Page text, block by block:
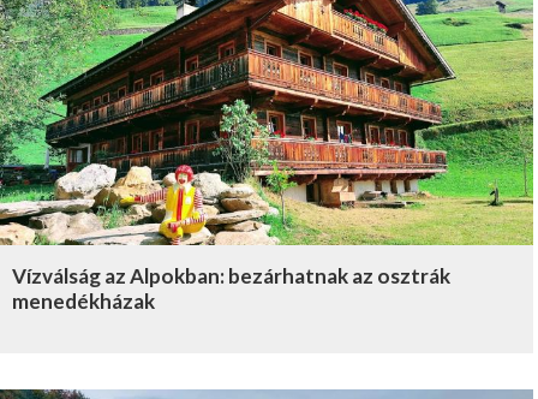
Vízválság az Alpokban: bezárhatnak az osztrák
menedékházak